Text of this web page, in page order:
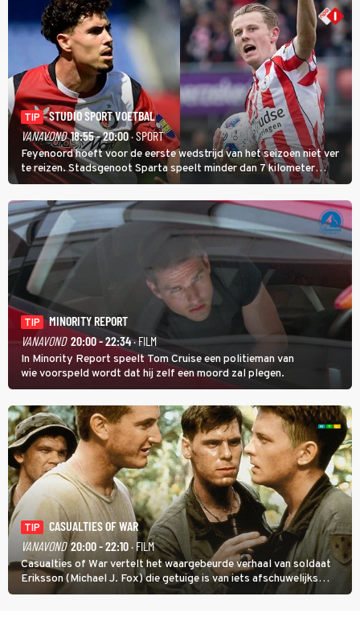
TIP
STUDIO SPORT VOETBAL
VANAVOND 18:55 - 20:00· SPORT
Feyenoord hoeft voor de eerste wedstrijd van het seizoen niet ver
te reizen. Stadsgenoot Sparta speelt minder dan 7 kilometer
verderop. Feyenoord trok de Spaanse spits Nacho Ferri aan van
KVC Westerlo uit België.
TIP
MINORITY REPORT
VANAVOND 20:00 - 22:34· FILM
In Minority Report speelt Tom Cruise een politieman van
wie voorspeld wordt dat hij zelf een moord zal plegen.
TIP
CASUALTIES OF WAR
VANAVOND 20:00 - 22:10· FILM
Casualties of War vertelt het waargebeurde verhaal van soldaat
Eriksson (Michael J. Fox) die getuige is van iets afschuwelijks
tijdens de Vietnamoorlog. Hij besluit uit de school te klappen.